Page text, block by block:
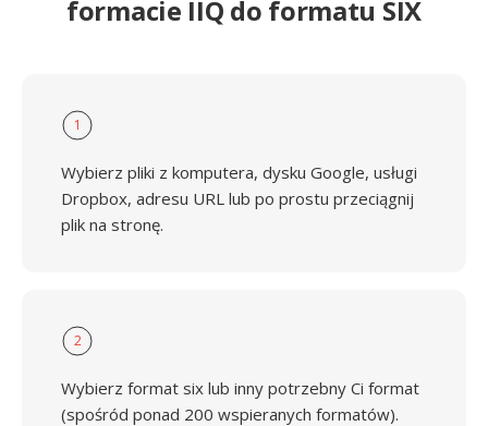
formacie IIQ do formatu SIX
1
Wybierz pliki z komputera, dysku Google, usługi
Dropbox, adresu URL lub po prostu przeciągnij
plik na stronę.
2
Wybierz format six lub inny potrzebny Ci format
(spośród ponad 200 wspieranych formatów).